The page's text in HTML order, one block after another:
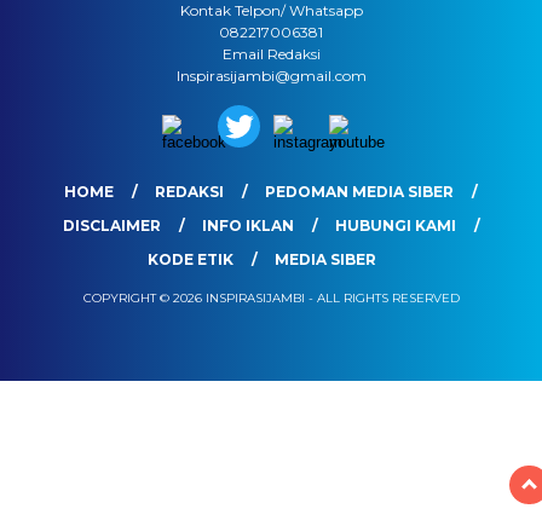
Kontak Telpon/ Whatsapp
082217006381
Email Redaksi
Inspirasijambi@gmail.com
HOME REDAKSI
PEDOMAN MEDIA SIBER
DISCLAIMER
INFO IKLAN
HUBUNGI KAMI
KODE ETIK
MEDIA SIBER
COPYRIGHT © 2026 INSPIRASIJAMBI - ALL RIGHTS RESERVED